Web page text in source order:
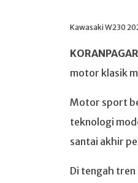
Kawasaki W230
motor klasik
Motor sport
teknologi
santai akhir
Di tengah